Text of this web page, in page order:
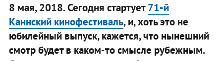
8 мая, 2018. Сегодня стартует71-й
Каннский кинофестиваль, и, хоть это не
юбилейный выпуск, кажется, что нынешний
смотр будет в каком-то смысле рубежным.